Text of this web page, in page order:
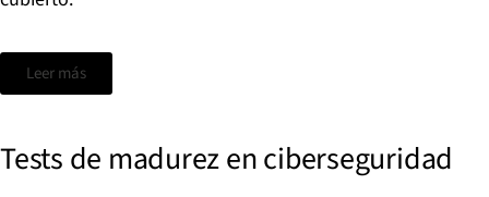
Leer más
Tests de madurez en ciberseguridad